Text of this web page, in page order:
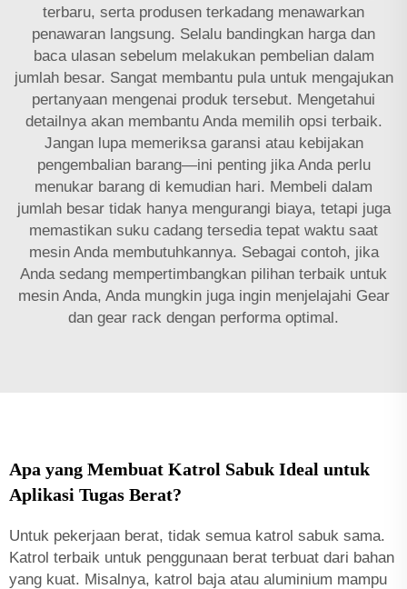
terbaru, serta produsen terkadang menawarkan
penawaran langsung. Selalu bandingkan harga dan
baca ulasan sebelum melakukan pembelian dalam
jumlah besar. Sangat membantu pula untuk mengajukan
pertanyaan mengenai produk tersebut. Mengetahui
detailnya akan membantu Anda memilih opsi terbaik.
Jangan lupa memeriksa garansi atau kebijakan
pengembalian barang—ini penting jika Anda perlu
menukar barang di kemudian hari. Membeli dalam
jumlah besar tidak hanya mengurangi biaya, tetapi juga
memastikan suku cadang tersedia tepat waktu saat
mesin Anda membutuhkannya. Sebagai contoh, jika
Anda sedang mempertimbangkan pilihan terbaik untuk
mesin Anda, Anda mungkin juga ingin menjelajahi Gear
dan gear rack dengan performa optimal.
Apa yang Membuat Katrol Sabuk Ideal untuk
Aplikasi Tugas Berat?
Untuk pekerjaan berat, tidak semua katrol sabuk sama.
Katrol terbaik untuk penggunaan berat terbuat dari bahan
yang kuat. Misalnya, katrol baja atau aluminium mampu